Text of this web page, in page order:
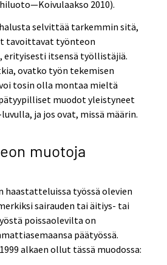
2010).
selvittää tarkemmin sitä,
tavoittavat työnteon
erityisesti itsensä työllistäjiä.
ovatko työn tekemisen
tosin olla montaa mieltä
muodot yleistyneet
ja jos ovat, missä määrin.
muotoja
haastatteluissa työssä olevien
sairauden tai äitiys- tai
poissaolevilta on
päätyössä.
alkaen ollut tässä muodossa: